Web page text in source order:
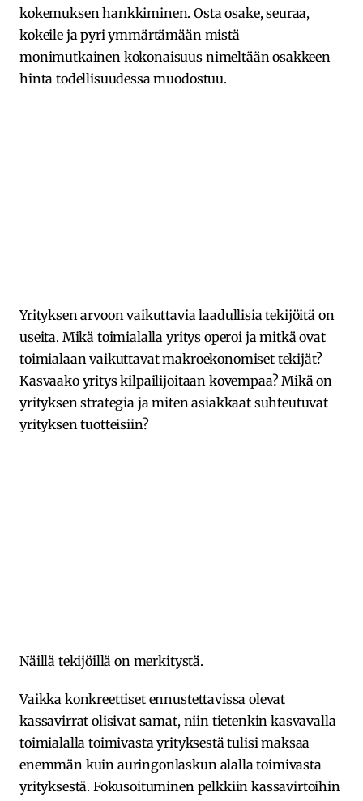
kokemuksen hankkiminen. Osta osake, seuraa,
kokeile ja pyri ymmärtämään mistä
monimutkainen kokonaisuus nimeltään osakkeen
hinta todellisuudessa muodostuu.
Yrityksen arvoon vaikuttavia laadullisia tekijöitä on
useita. Mikä toimialalla yritys operoi ja mitkä ovat
toimialaan vaikuttavat makroekonomiset tekijät?
Kasvaako yritys kilpailijoitaan kovempaa? Mikä on
yrityksen strategia ja miten asiakkaat suhteutuvat
yrityksen tuotteisiin?
Näillä tekijöillä on merkitystä.
Vaikka konkreettiset ennustettavissa olevat
kassavirrat olisivat samat, niin tietenkin kasvavalla
toimialalla toimivasta yrityksestä tulisi maksaa
enemmän kuin auringonlaskun alalla toimivasta
yrityksestä. Fokusoituminen pelkkiin kassavirtoihin